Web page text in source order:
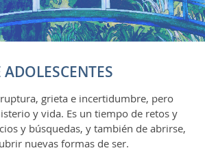
ruptura, grieta e incertidumbre, pero
y vida. Es un tiempo de retos y
y búsquedas, y también de abrirse,
nuevas formas de ser.